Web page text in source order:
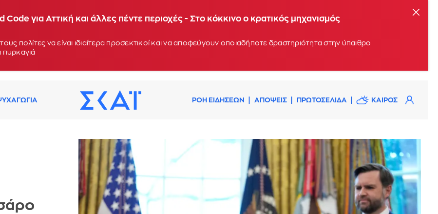
Code για Αττική και άλλες πέντε περιοχές - Στο κόκκινο ο κρατικός μηχανισμός
πολίτες να είναι ιδιαίτερα προσεκτικοί και να αποφεύγουν οποιαδήποτε δραστηριότητα στην ύπαιθρο
ΡΟΗ ΕΙΔΗΣΕΩΝ ΑΠΟΨΕΙΣ ΠΡΩΤΟΣΕΛΙΔΑ ΚΑΙΡΟΣ